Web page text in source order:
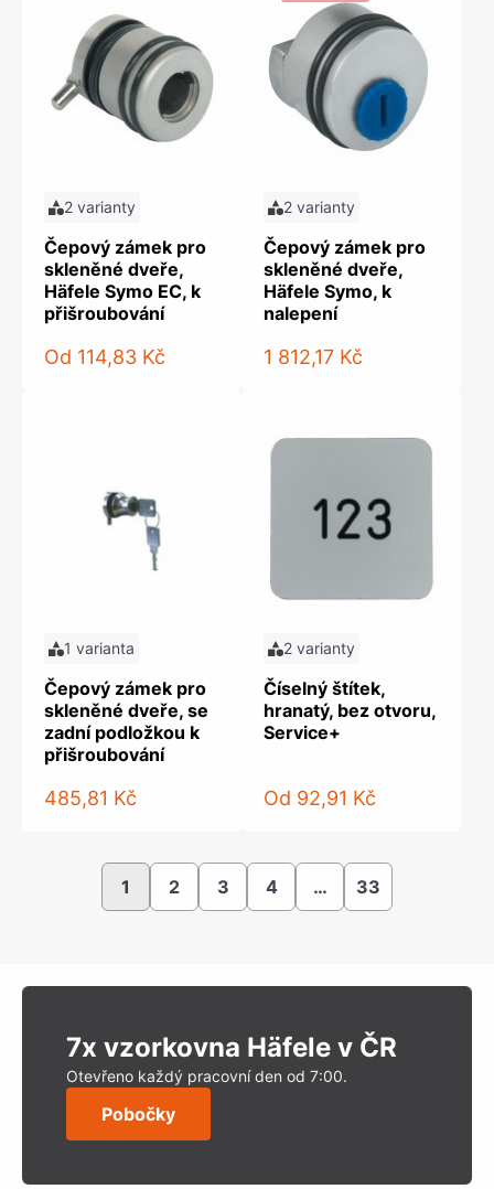
2 varianty
Čepový zámek pro
skleněné dveře,
Häfele Symo EC, k
přišroubování
Od 114,83 Kč
2 varianty
Čepový zámek pro
skleněné dveře,
Häfele Symo, k
nalepení
1 812,17 Kč
1 varianta
Čepový zámek pro
skleněné dveře, se
zadní podložkou k
přišroubování
485,81 Kč
2 varianty
Číselný štítek,
hranatý, bez otvoru,
Service+
Od 92,91 Kč
1 2 3 4 … 33
7x vzorkovna Häfele v ČR
Otevřeno každý pracovní den od 7:00.
Pobočky